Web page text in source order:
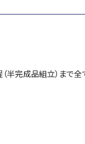
半完成品組立）まで